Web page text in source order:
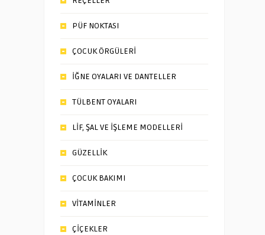
PÜF NOKTASI
ÇOCUK ÖRGÜLERİ
İĞNE OYALARI VE DANTELLER
TÜLBENT OYALARI
LİF, ŞAL VE İŞLEME MODELLERİ
GÜZELLİK
ÇOCUK BAKIMI
VİTAMİNLER
ÇİÇEKLER